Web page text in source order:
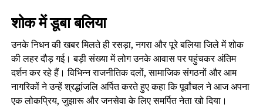
शोक में डूबा बलिया
उनके निधन की खबर मिलते ही रसड़ा, नगरा और पूरे बलिया जिले में शोक
की लहर दौड़ गई। बड़ी संख्या में लोग उनके आवास पर पहुंचकर अंतिम
दर्शन कर रहे हैं। विभिन्न राजनीतिक दलों, सामाजिक संगठनों और आम
नागरिकों ने उन्हें श्रद्धांजलि अर्पित करते हुए कहा कि पूर्वांचल ने आज अपना
एक लोकप्रिय, जुझारू और जनसेवा के लिए समर्पित नेता खो दिया।